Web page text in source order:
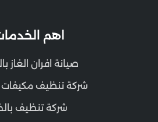
اهم
صيانة افران الغاز
شركة تنظيف مكيفات
شركة تنظيف